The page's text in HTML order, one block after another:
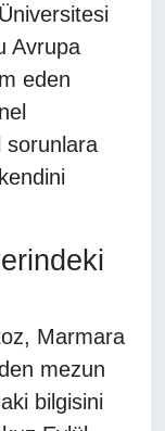
Avrupa
eden
sorunlara
Marmara
mezun
bilgisini